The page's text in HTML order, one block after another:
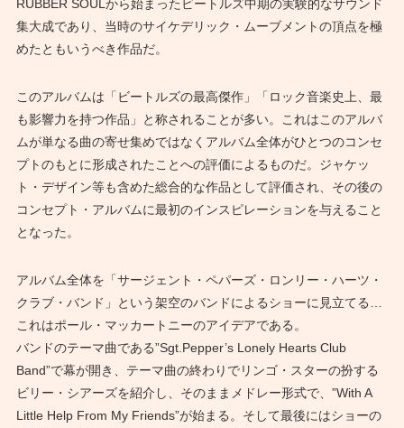
RUBBER SOULから始まったビートルズ中期の実験的なサウンド
集大成であり、当時のサイケデリック・ムーブメントの頂点を極
めたともいうべき作品だ。
このアルバムは「ビートルズの最高傑作」「ロック音楽史上、最
も影響力を持つ作品」と称されることが多い。これはこのアルバ
ムが単なる曲の寄せ集めではなくアルバム全体がひとつのコンセ
プトのもとに形成されたことへの評価によるものだ。ジャケッ
ト・デザイン等も含めた総合的な作品として評価され、その後の
コンセプト・アルバムに最初のインスピレーションを与えること
となった。
アルバム全体を「サージェント・ペパーズ・ロンリー・ハーツ・
クラブ・バンド」という架空のバンドによるショーに見立てる…
これはポール・マッカートニーのアイデアである。
バンドのテーマ曲である”Sgt.Pepper’s Lonely Hearts Club
Band”で幕が開き、テーマ曲の終わりでリンゴ・スターの扮する
ビリー・シアーズを紹介し、そのままメドレー形式で、”With A
Little Help From My Friends”が始まる。そして最後にはショーの